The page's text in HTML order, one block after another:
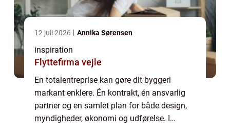
12 juli 2026 Annika Sørensen
inspiration
Flyttefirma vejle
En totalentreprise kan gøre dit byggeri
markant enklere. Én kontrakt, én ansvarlig
partner og en samlet plan for både design,
myndigheder, økonomi og udførelse. I